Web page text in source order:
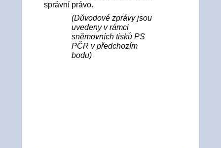
správní právo.
(Důvodové zprávy jsou
uvedeny v rámci
sněmovních tisků PS
PČR v předchozím
bodu)